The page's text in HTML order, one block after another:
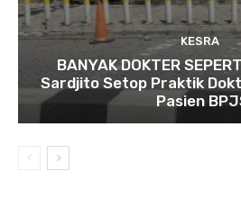
KESRA
BANYAK DOKTER
Sardjito Setop Praktik
Pasien